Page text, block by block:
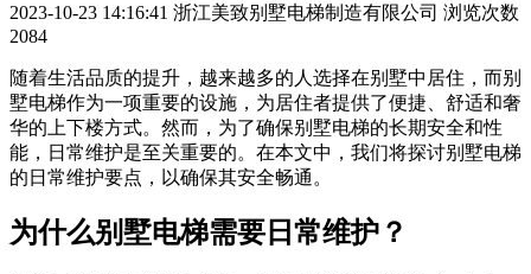
2023-10-23 14:16:41 浙江美致别墅电梯制造有限公司 浏览次数
2084
随着生活品质的提升，越来越多的人选择在别墅中居住，而别
墅电梯作为一项重要的设施，为居住者提供了便捷、舒适和奢
华的上下楼方式。然而，为了确保别墅电梯的长期安全和性
能，日常维护是至关重要的。在本文中，我们将探讨别墅电梯
的日常维护要点，以确保其安全畅通。
为什么别墅电梯需要日常维护？